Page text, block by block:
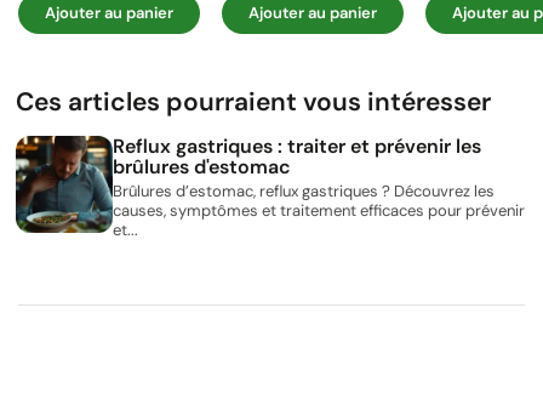
Ajouter au panier Ajouter au panier Ajouter au
Ces articles pourraient vous intéresser
Reflux gastriques : traiter et prévenir les
brûlures d'estomac
Brûlures d’estomac, reflux gastriques ? Découvrez les
causes, symptômes et traitement efficaces pour prévenir
et...